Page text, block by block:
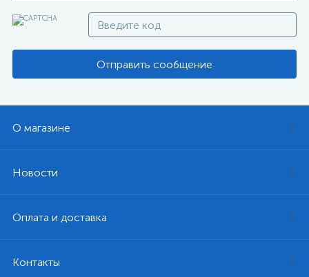
Отправить сообщение
О магазине
Новости
Оплата и доставка
Контакты